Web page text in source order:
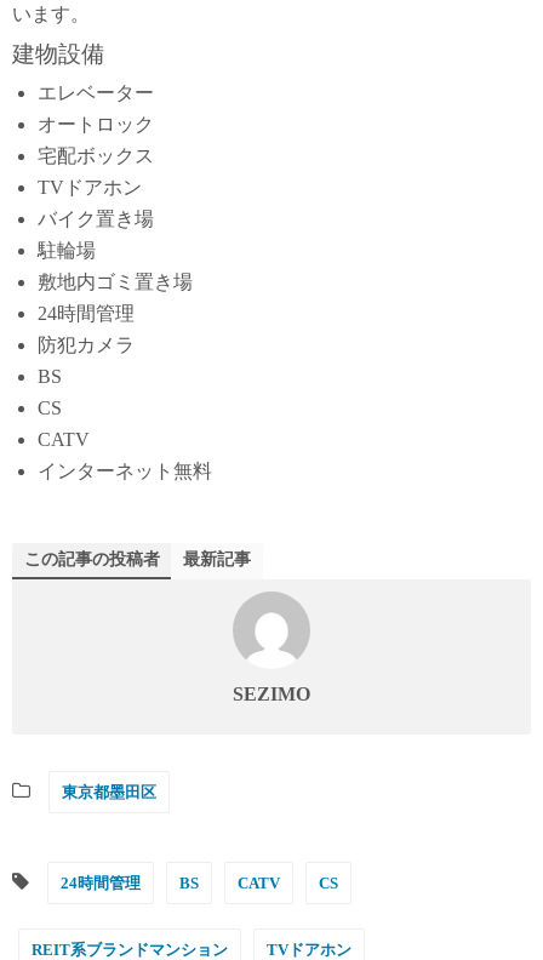
います。
建物設備
エレベーター
オートロック
宅配ボックス
TVドアホン
バイク置き場
駐輪場
敷地内ゴミ置き場
24時間管理
防犯カメラ
BS
CS
CATV
インターネット無料
この記事の投稿者 最新記事
SEZIMO
東京都墨田区
24時間管理 BS CATV CS
REIT系ブランドマンション TVドアホン